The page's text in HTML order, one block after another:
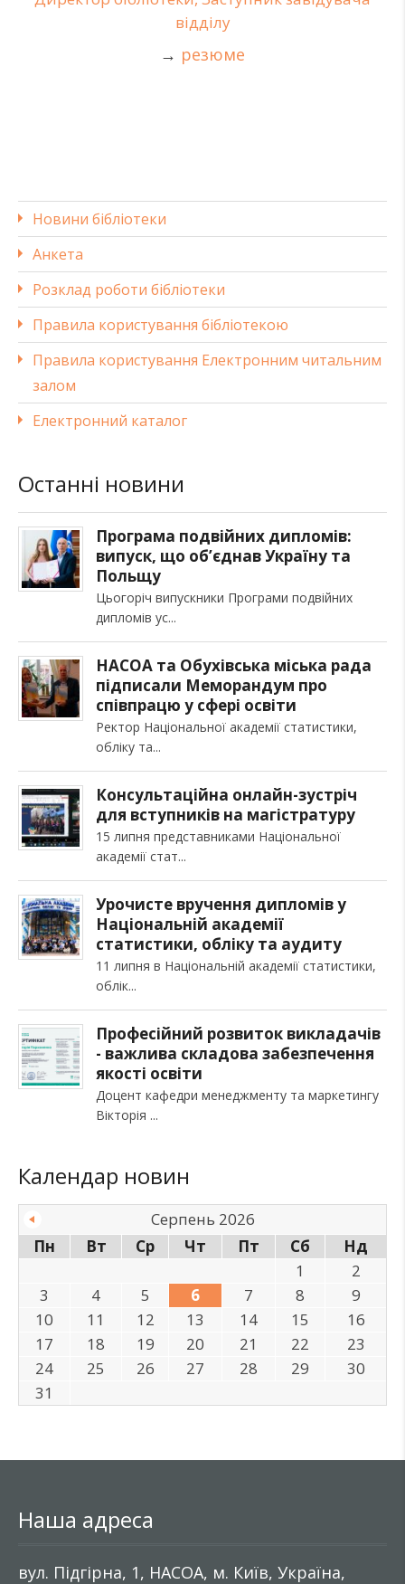
відділу
→ резюме
Новини бібліотеки
Анкета
Розклад роботи бібліотеки
Правила користування бібліотекою
Правила користування Електронним читальним
залом
Електронний каталог
Останні новини
Програма подвійних дипломів:
випуск, що об’єднав Україну та
Польщу
Цьогоріч випускники Програми подвійних
дипломів ус
НАСОА та Обухівська міська рада
підписали Меморандум про
співпрацю у сфері освіти
Ректор Національної академії статистики,
обліку та
Консультаційна онлайн-зустріч
для вступників на магістратуру
15 липня представниками Національної
академії стат
Урочисте вручення дипломів у
Національній академії
статистики, обліку та аудиту
11 липня в Національній академії статистики,
облік
Професійний розвиток викладачів
- важлива складова забезпечення
якості освіти
Доцент кафедри менеджменту та маркетингу
Вікторія
Календар новин
Серпень 2026
Пн
Вт Ср Чт Пт Сб
Нд
1
2
3
4 5 6 7 8
9
10
11 12 13 14 15
16
17
18 19 20 21 22
23
24
25 26 27 28 29
30
31
Наша адреса
вул. Підгірна, 1, НАСОА, м. Київ, Україна,